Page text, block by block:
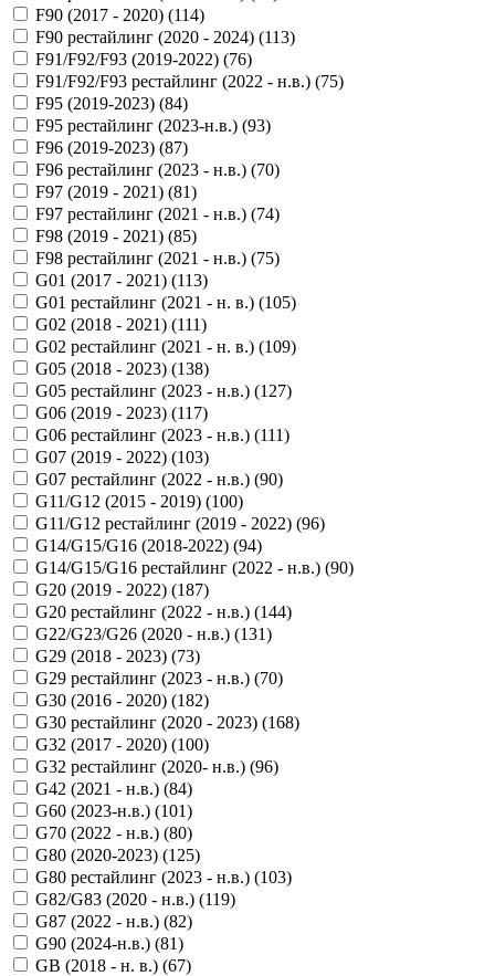
F90 (2017 - 2020) (114)
F90 рестайлинг (2020 - 2024) (113)
F91/F92/F93 (2019-2022) (76)
F91/F92/F93 рестайлинг (2022 - н.в.) (75)
F95 (2019-2023) (84)
F95 рестайлинг (2023-н.в.) (93)
F96 (2019-2023) (87)
F96 рестайлинг (2023 - н.в.) (70)
F97 (2019 - 2021) (81)
F97 рестайлинг (2021 - н.в.) (74)
F98 (2019 - 2021) (85)
F98 рестайлинг (2021 - н.в.) (75)
G01 (2017 - 2021) (113)
G01 рестайлинг (2021 - н. в.) (105)
G02 (2018 - 2021) (111)
G02 рестайлинг (2021 - н. в.) (109)
G05 (2018 - 2023) (138)
G05 рестайлинг (2023 - н.в.) (127)
G06 (2019 - 2023) (117)
G06 рестайлинг (2023 - н.в.) (111)
G07 (2019 - 2022) (103)
G07 рестайлинг (2022 - н.в.) (90)
G11/G12 (2015 - 2019) (100)
G11/G12 рестайлинг (2019 - 2022) (96)
G14/G15/G16 (2018-2022) (94)
G14/G15/G16 рестайлинг (2022 - н.в.) (90)
G20 (2019 - 2022) (187)
G20 рестайлинг (2022 - н.в.) (144)
G22/G23/G26 (2020 - н.в.) (131)
G29 (2018 - 2023) (73)
G29 рестайлинг (2023 - н.в.) (70)
G30 (2016 - 2020) (182)
G30 рестайлинг (2020 - 2023) (168)
G32 (2017 - 2020) (100)
G32 рестайлинг (2020- н.в.) (96)
G42 (2021 - н.в.) (84)
G60 (2023-н.в.) (101)
G70 (2022 - н.в.) (80)
G80 (2020-2023) (125)
G80 рестайлинг (2023 - н.в.) (103)
G82/G83 (2020 - н.в.) (119)
G87 (2022 - н.в.) (82)
G90 (2024-н.в.) (81)
GB (2018 - н. в.) (67)